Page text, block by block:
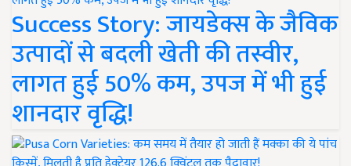
Success Story: जायडेक्स के जैविक
उत्पादों से बदली खेती की तस्वीर,
लागत हुई 50% कम, उपज में भी हुई
शानदार वृद्धि!